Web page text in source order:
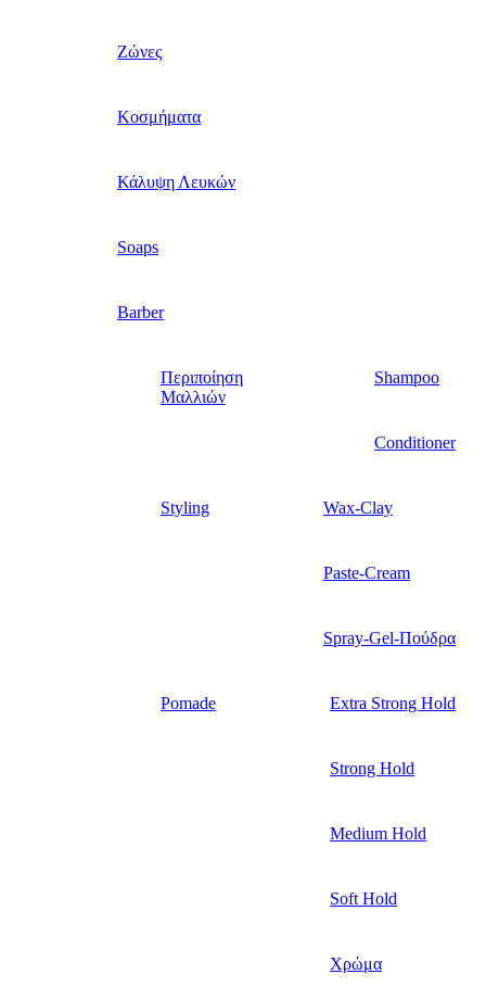
Ζώνες
Κοσμήματα
Κάλυψη Λευκών
Soaps
Barber
Περιποίηση
Μαλλιών
Shampoo
Conditioner
Styling Wax-Clay
Paste-Cream
Spray-Gel-Πούδρα
Pomade Extra Strong Hold
Strong Hold
Medium Hold
Soft Hold
Χρώμα